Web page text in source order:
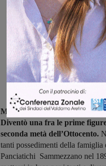
Marianna Panciatichi nacque
Diventò una fra le prime
seconda metà dell’Ottocento.
tanti possedimenti della
Panciatichi Sammezzano nel